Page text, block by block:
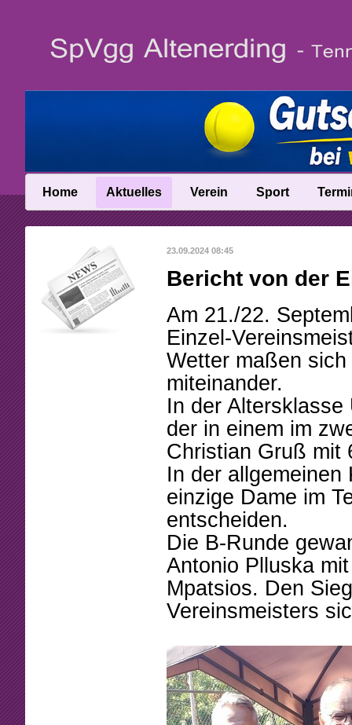
Home Aktuelles
News
News-Archiv
Verein
Vereinsinfo
Vereinschronik
Anfahrt
Abteilungsleitung
Beschlüsse
Mitgliedschaft
Arbeitsstunden
Formulare
Sponsoring
Sport
Trainer
Talentinos
Fast Learning
Mannschaften
Tennistreff
Spielerbörse
Turniere
Ballmaschine
23.09.2024 08:45
Bericht von der
Am 21./22.
Einzel-
Wetter maßen
miteinander.
In der
der in einem im
Christian Gruß mit
In der
einzige Dame im
entscheiden.
Die B-Runde
Antonio Plluska
Mpatsios. Den
Vereinsmeisters